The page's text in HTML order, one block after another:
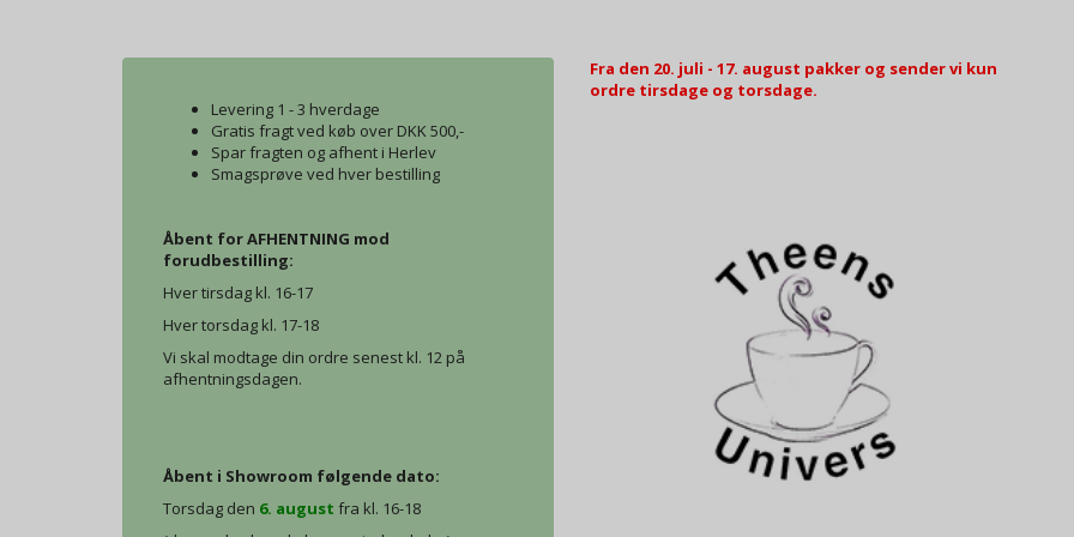
Levering 1 - 3 hverdage
Gratis fragt ved køb over DKK 500,-
Spar fragten og afhent i Herlev
Smagsprøve ved hver bestilling
Åbent for AFHENTNING mod
forudbestilling:
Hver tirsdag kl. 16-17
Hver torsdag kl. 17-18
Vi skal modtage din ordre senest kl. 12 på
afhentningsdagen.
Åbent i Showroom følgende dato:
Torsdag den 6. august fra kl. 16-18
Fra den 20. juli - 17. august pakker og sender vi kun
ordre tirsdage og torsdage.